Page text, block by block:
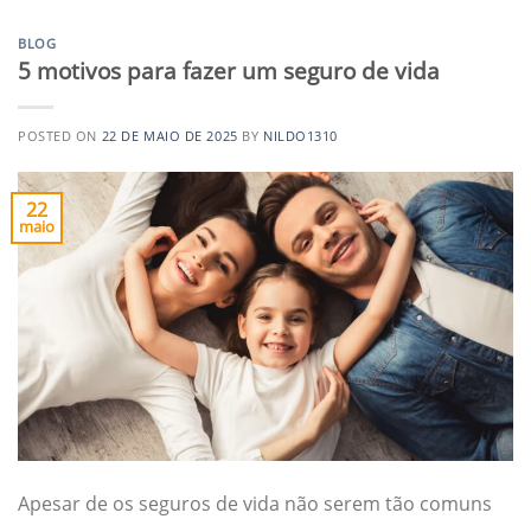
BLOG
5 motivos para fazer um seguro de vida
POSTED ON 22 DE MAIO DE 2025 BY NILDO1310
22
maio
Apesar de os seguros de vida não serem tão comuns